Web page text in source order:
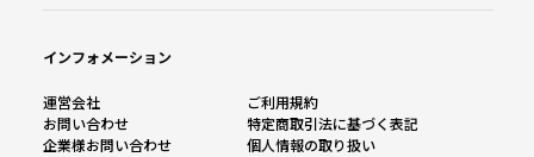
インフォメーション
運営会社
ご利用規約
お問い合わせ
特定商取引法に基づく表記
企業様お問い合わせ
個人情報の取り扱い